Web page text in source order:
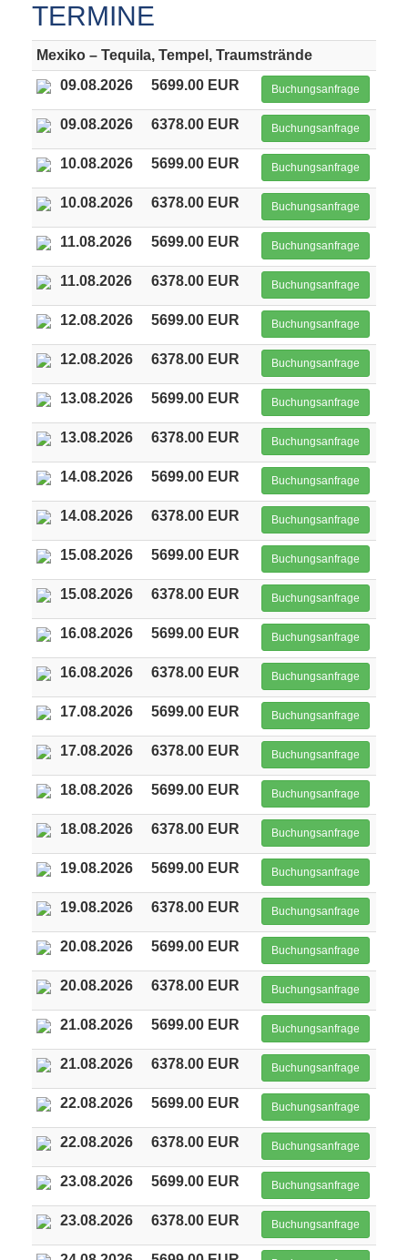
TERMINE
Mexiko – Tequila, Tempel, Traumstrände
09.08.2026
5699.00 EUR Buchungsanfrage
09.08.2026 6378.00 EUR Buchungsanfrage
10.08.2026 5699.00 EUR Buchungsanfrage
10.08.2026 6378.00 EUR Buchungsanfrage
11.08.2026 5699.00 EUR Buchungsanfrage
11.08.2026 6378.00 EUR Buchungsanfrage
12.08.2026 5699.00 EUR Buchungsanfrage
12.08.2026 6378.00 EUR Buchungsanfrage
13.08.2026 5699.00 EUR Buchungsanfrage
13.08.2026 6378.00 EUR Buchungsanfrage
14.08.2026 5699.00 EUR Buchungsanfrage
14.08.2026 6378.00 EUR Buchungsanfrage
15.08.2026 5699.00 EUR Buchungsanfrage
15.08.2026 6378.00 EUR Buchungsanfrage
16.08.2026 5699.00 EUR Buchungsanfrage
16.08.2026 6378.00 EUR Buchungsanfrage
17.08.2026 5699.00 EUR Buchungsanfrage
17.08.2026 6378.00 EUR Buchungsanfrage
18.08.2026 5699.00 EUR Buchungsanfrage
18.08.2026 6378.00 EUR Buchungsanfrage
19.08.2026 5699.00 EUR Buchungsanfrage
19.08.2026 6378.00 EUR Buchungsanfrage
20.08.2026 5699.00 EUR Buchungsanfrage
20.08.2026 6378.00 EUR Buchungsanfrage
21.08.2026 5699.00 EUR Buchungsanfrage
21.08.2026 6378.00 EUR Buchungsanfrage
22.08.2026 5699.00 EUR Buchungsanfrage
22.08.2026 6378.00 EUR Buchungsanfrage
23.08.2026 5699.00 EUR Buchungsanfrage
23.08.2026 6378.00 EUR Buchungsanfrage